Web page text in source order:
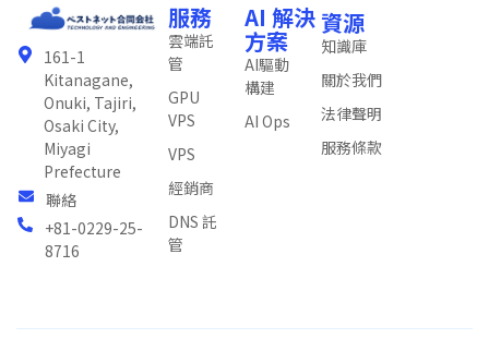
161-1
Kitanagane,
Onuki, Tajiri,
Osaki City,
Miyagi
Prefecture
聯絡
+81-0229-25-
8716
服務
雲端託
管
GPU
VPS
VPS
經銷商
DNS 託
管
AI 解決
方案
AI驅動
構建
AI Ops
資源
知識庫
關於我們
法律聲明
服務條款